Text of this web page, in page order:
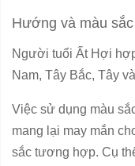
Hướng và màu
Người tuổi Ất Hợi
Nam, Tây Bắc, Tây
Việc sử dụng màu
mang lại may mắn
sắc tương hợp. Cụ